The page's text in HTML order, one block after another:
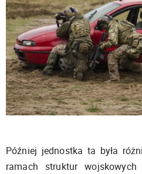
Później jednostka ta była
ramach struktur